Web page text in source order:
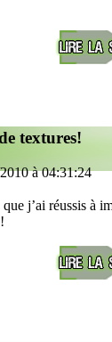
textures!
à 04:31:24
j’ai réussis à